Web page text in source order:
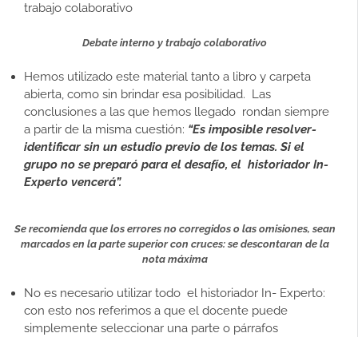
trabajo colaborativo
Debate interno y trabajo colaborativo
Hemos utilizado este material tanto a libro y carpeta
abierta, como sin brindar esa posibilidad. Las
conclusiones a las que hemos llegado rondan siempre
a partir de la misma cuestión: “Es imposible resolver-
identificar sin un estudio previo de los temas. Si el
grupo no se preparó para el desafío, el historiador In-
Experto vencerá”.
Se recomienda que los errores no corregidos o las omisiones, sean
marcados en la parte superior con cruces: se descontaran de la
nota máxima
No es necesario utilizar todo el historiador In- Experto:
con esto nos referimos a que el docente puede
simplemente seleccionar una parte o párrafos